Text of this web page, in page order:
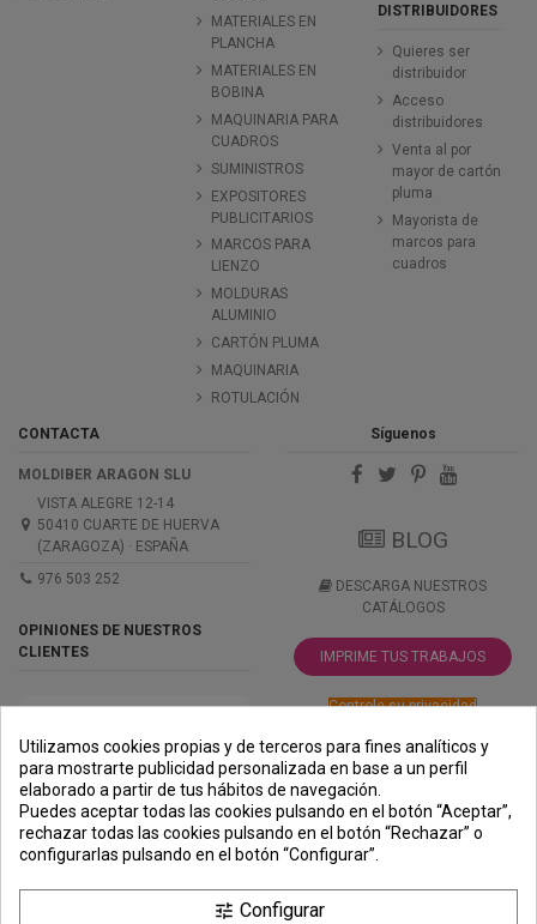
MATERIALES EN
PLANCHA
MATERIALES EN
BOBINA
MAQUINARIA PARA
CUADROS
SUMINISTROS
EXPOSITORES
PUBLICITARIOS
MARCOS PARA
LIENZO
MOLDURAS
ALUMINIO
CARTÓN PLUMA
MAQUINARIA
ROTULACIÓN
DISTRIBUIDORES
Quieres ser
distribuidor
Acceso
distribuidores
Venta al por
mayor de cartón
pluma
Mayorista de
marcos para
cuadros
CONTACTA
MOLDIBER ARAGON SLU
VISTA ALEGRE 12-14
50410 CUARTE DE HUERVA
(ZARAGOZA) · ESPAÑA
976 503 252
OPINIONES DE NUESTROS
CLIENTES
Síguenos
BLOG
DESCARGA NUESTROS
CATÁLOGOS
IMPRIME TUS TRABAJOS
Controle su privacidad
PREMIOS
METODOS
DE PAGO
ENVÍO
COMERCIO
SEGURO
Utilizamos cookies propias y de terceros para fines analíticos y
para mostrarte publicidad personalizada en base a un perfil
elaborado a partir de tus hábitos de navegación.
Puedes aceptar todas las cookies pulsando en el botón “Aceptar”,
rechazar todas las cookies pulsando en el botón “Rechazar” o
configurarlas pulsando en el botón “Configurar”.
tune Configurar